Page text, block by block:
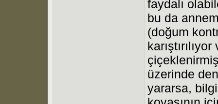
faydalı
bu da
(doğum
üzerinde
yararsa,